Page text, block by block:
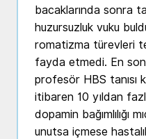
bacaklarında sonra
huzursuzluk vuku
romatizma türevleri
fayda etmedi. En
profesör HBS tanısı
itibaren 10 yıldan
dopamin bağımlılığı
unutsa içmese